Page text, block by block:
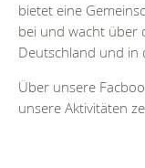
bietet eine
bei und wacht über
Deutschland und in
Über unsere
unsere Aktivitäten